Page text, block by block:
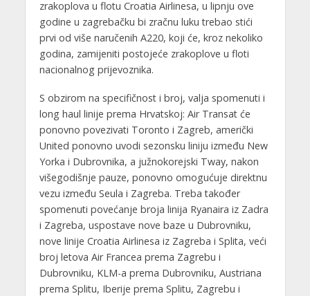
zrakoplova u flotu Croatia Airlinesa, u lipnju ove
godine u zagrebačku bi zračnu luku trebao stići
prvi od više naručenih A220, koji će, kroz nekoliko
godina, zamijeniti postojeće zrakoplove u floti
nacionalnog prijevoznika.
S obzirom na specifičnost i broj, valja spomenuti i
long haul linije prema Hrvatskoj: Air Transat će
ponovno povezivati Toronto i Zagreb, američki
United ponovno uvodi sezonsku liniju između New
Yorka i Dubrovnika, a južnokorejski Tway, nakon
višegodišnje pauze, ponovno omogućuje direktnu
vezu između Seula i Zagreba. Treba također
spomenuti povećanje broja linija Ryanaira iz Zadra
i Zagreba, uspostave nove baze u Dubrovniku,
nove linije Croatia Airlinesa iz Zagreba i Splita, veći
broj letova Air Francea prema Zagrebu i
Dubrovniku, KLM-a prema Dubrovniku, Austriana
prema Splitu, Iberije prema Splitu, Zagrebu i